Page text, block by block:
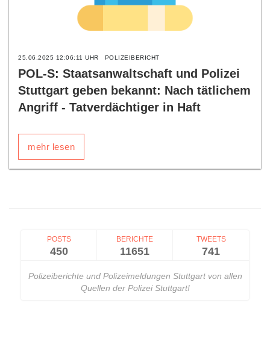
25.06.2025 12:06:11 UHR POLIZEIBERICHT
POL-S: Staatsanwaltschaft und Polizei
Stuttgart geben bekannt: Nach tätlichem
Angriff - Tatverdächtiger in Haft
mehr lesen
POSTS
450
BERICHTE
11651
TWEETS
741
Polizeiberichte und Polizeimeldungen Stuttgart von allen
Quellen der Polizei Stuttgart!